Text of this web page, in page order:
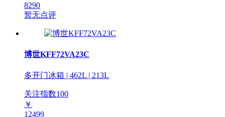
8290
暂无点评
博世KFF72VA23C
多开门冰箱 | 462L | 213L
关注指数100
￥
12499